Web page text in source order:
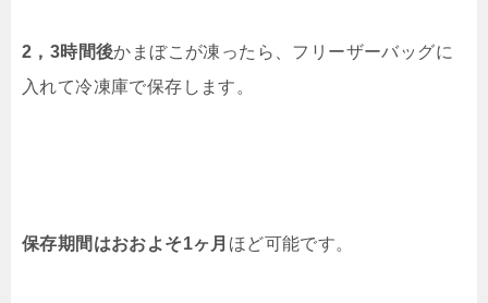
2，3時間後かまぼこが凍ったら、フリーザーバッグに
入れて冷凍庫で保存します。
保存期間はおおよそ1ヶ月 ほど可能です。